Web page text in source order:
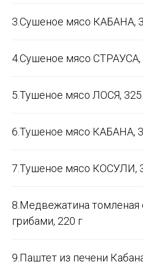
3.Сушеное мясо КАБАНА,
4.Сушеное мясо СТРАУСА,
5.Тушеное мясо ЛОСЯ, 325
6.Тушеное мясо КАБАНА,
7.Тушеное мясо КОСУЛИ,
8.Медвежатина
грибами, 220 г
9.Паштет из печени
18 марта 2020 года
Подарок
подарок заставил
★★★★★